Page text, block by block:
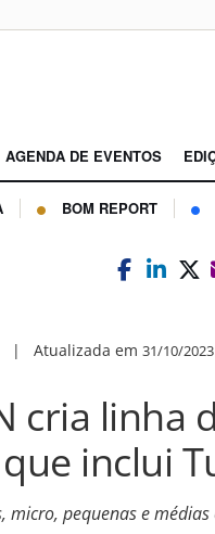
AGENDA DE EVENTOS
BOM REPORT
| Atualizada em 31/10/2023
cria linha
inclui
micro, pequenas e